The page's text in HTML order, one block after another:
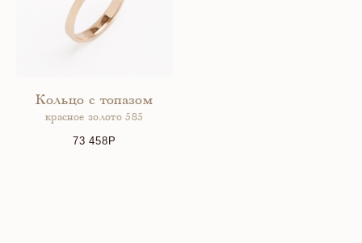
Кольцо с топазом
красное золото 585
73 458